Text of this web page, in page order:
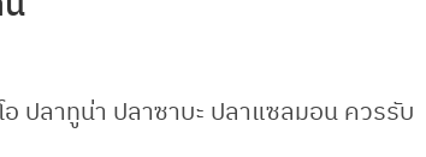
อ ปลาทูน่า ปลาซาบะ ปลาแซลมอน ควรรับ